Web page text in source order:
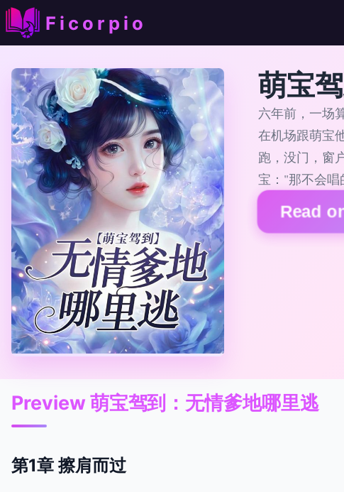
Ficorpio
萌宝
六年前，一场
在机场跟萌宝
跑，没门，窗
宝："那不会
Read
Preview 萌宝驾到：无情爹地哪里逃
第1章 擦肩而过